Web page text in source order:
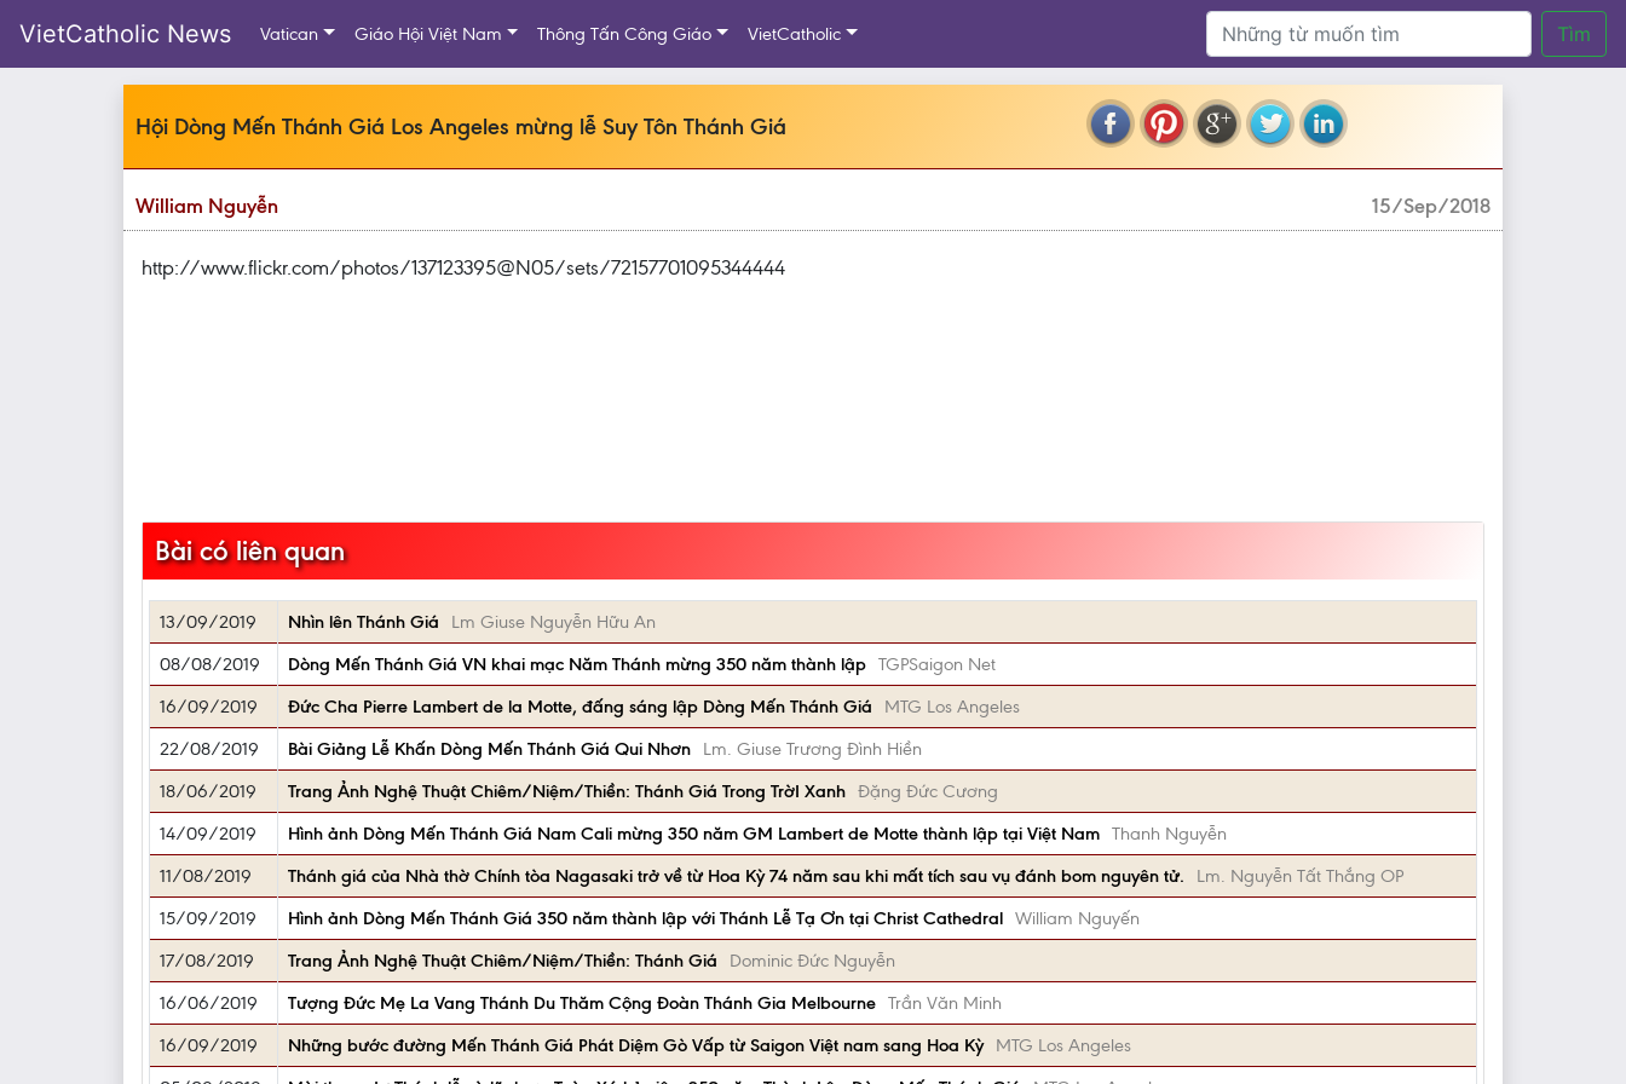
VietCatholic News Vatican Giáo Hội Việt Nam Thông Tấn Công Giáo VietCatholic Tìm
Hội Dòng Mến Thánh Giá Los Angeles mừng lễ Suy Tôn Thánh Giá
William Nguyễn 15/Sep/2018
http://www.flickr.com/photos/137123395@N05/sets/72157701095344444
Bài có liên quan
13/09/2019 Nhìn lên Thánh Giá
Lm Giuse Nguyễn Hữu An
08/08/2019
Dòng Mến Thánh Giá VN khai mạc Năm Thánh mừng 350 năm thành lập TGPSaigon Net
16/09/2019
Đức Cha Pierre Lambert de la Motte, đấng sáng lập Dòng Mến Thánh Giá
MTG Los Angeles
22/08/2019
Bài Giảng Lễ Khấn Dòng Mến Thánh Giá Qui Nhơn
Lm. Giuse Trương Đình Hiền
18/06/2019
Trang Ảnh Nghệ Thuật Chiêm/Niệm/Thiền: Thánh Giá Trong TrờI Xanh Đặng Đức Cương
14/09/2019
Hình ảnh Dòng Mến Thánh Giá Nam Cali mừng 350 năm GM Lambert de Motte thành lập tại Việt Nam Thanh Nguyễn
11/08/2019
Thánh giá của Nhà thờ Chính tòa Nagasaki trở về từ Hoa Kỳ 74 năm sau khi mất tích sau vụ đánh bom nguyên tử.
Lm. Nguyễn Tất Thắng OP
15/09/2019
Hình ảnh Dòng Mến Thánh Giá 350 năm thành lập với Thánh Lễ Tạ Ơn tại Christ Cathedral William Nguyến
17/08/2019
Trang Ảnh Nghệ Thuật Chiêm/Niệm/Thiền: Thánh Giá
Dominic Đức Nguyễn
16/06/2019
Tượng Đức Mẹ La Vang Thánh Du Thăm Cộng Đoàn Thánh Gia Melbourne Trần Văn Minh
16/09/2019
Những bước đường Mến Thánh Giá Phát Diệm Gò Vấp từ Saigon Việt nam sang Hoa Kỳ
MTG Los Angeles